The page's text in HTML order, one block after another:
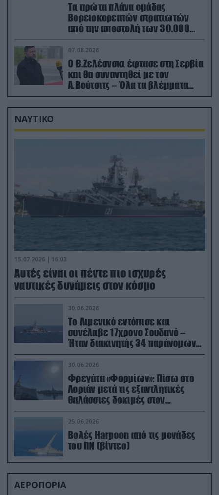
Τα πρώτα πλάνα ομάδας
Βορειοκορεατών στρατιωτών
από την αποστολή των 30.000
που έφτασαν στη Ρωσία (βίντεο)
07.08.2026
Ο Β.Ζελέσνσκι έφτασε στη Σερβία
και θα συναντηθεί με τον
Α.Βούτσιτς – Όλα τα βλέμματα
στις σχέσεις με τη Ρωσία
ΝΑΥΤΙΚΟ
15.07.2026 | 16:03
Aυτές είναι οι πέντε πιο ισχυρές
ναυτικές δυνάμεις στον κόσμο
30.06.2026
Το Λιμενικό εντόπισε και
συνέλαβε 17χρονο Σουδανό –
Ήταν διακινητής 34 παράνομων
μεταναστών
30.06.2026
Φρεγάτα «Φορμίων»: Πίσω στο
Λοριάν μετά τις εξαντλητικές
θαλάσσιες δοκιμές στον
απαιτητικό Βισκαϊκό
25.06.2026
Βολές Harpoon από τις μονάδες
του ΠΝ (βίντεο)
ΑΕΡΟΠΟΡΙΑ